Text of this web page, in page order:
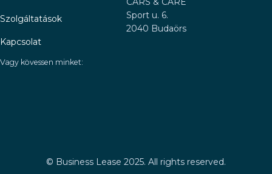
Szolgáltatások
Kapcsolat
Sport u. 6.
2040 Budaörs
Vagy kövessen minket:
© Business Lease 2025. All rights reserved.